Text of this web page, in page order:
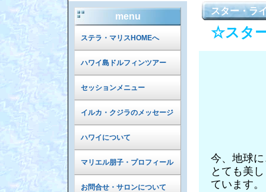
スター・ラ
☆スタ
今、地球
とても美
ています。
menu
ステラ・マリスHOMEへ
ハワイ島ドルフィンツアー
セッションメニュー
イルカ・クジラのメッセージ
ハワイについて
マリエル朋子・プロフィール
お問合せ・サロンについて